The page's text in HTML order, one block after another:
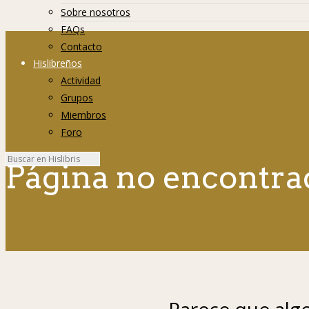
Sobre nosotros
FAQs
Contacto
Hislibreños
Actividad
Grupos
Miembros
Foro
Página no